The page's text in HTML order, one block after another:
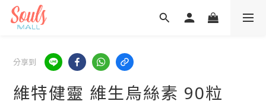
分享到
維特健靈 維生烏絲素 90粒